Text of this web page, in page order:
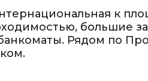
к
большие
Рядом по